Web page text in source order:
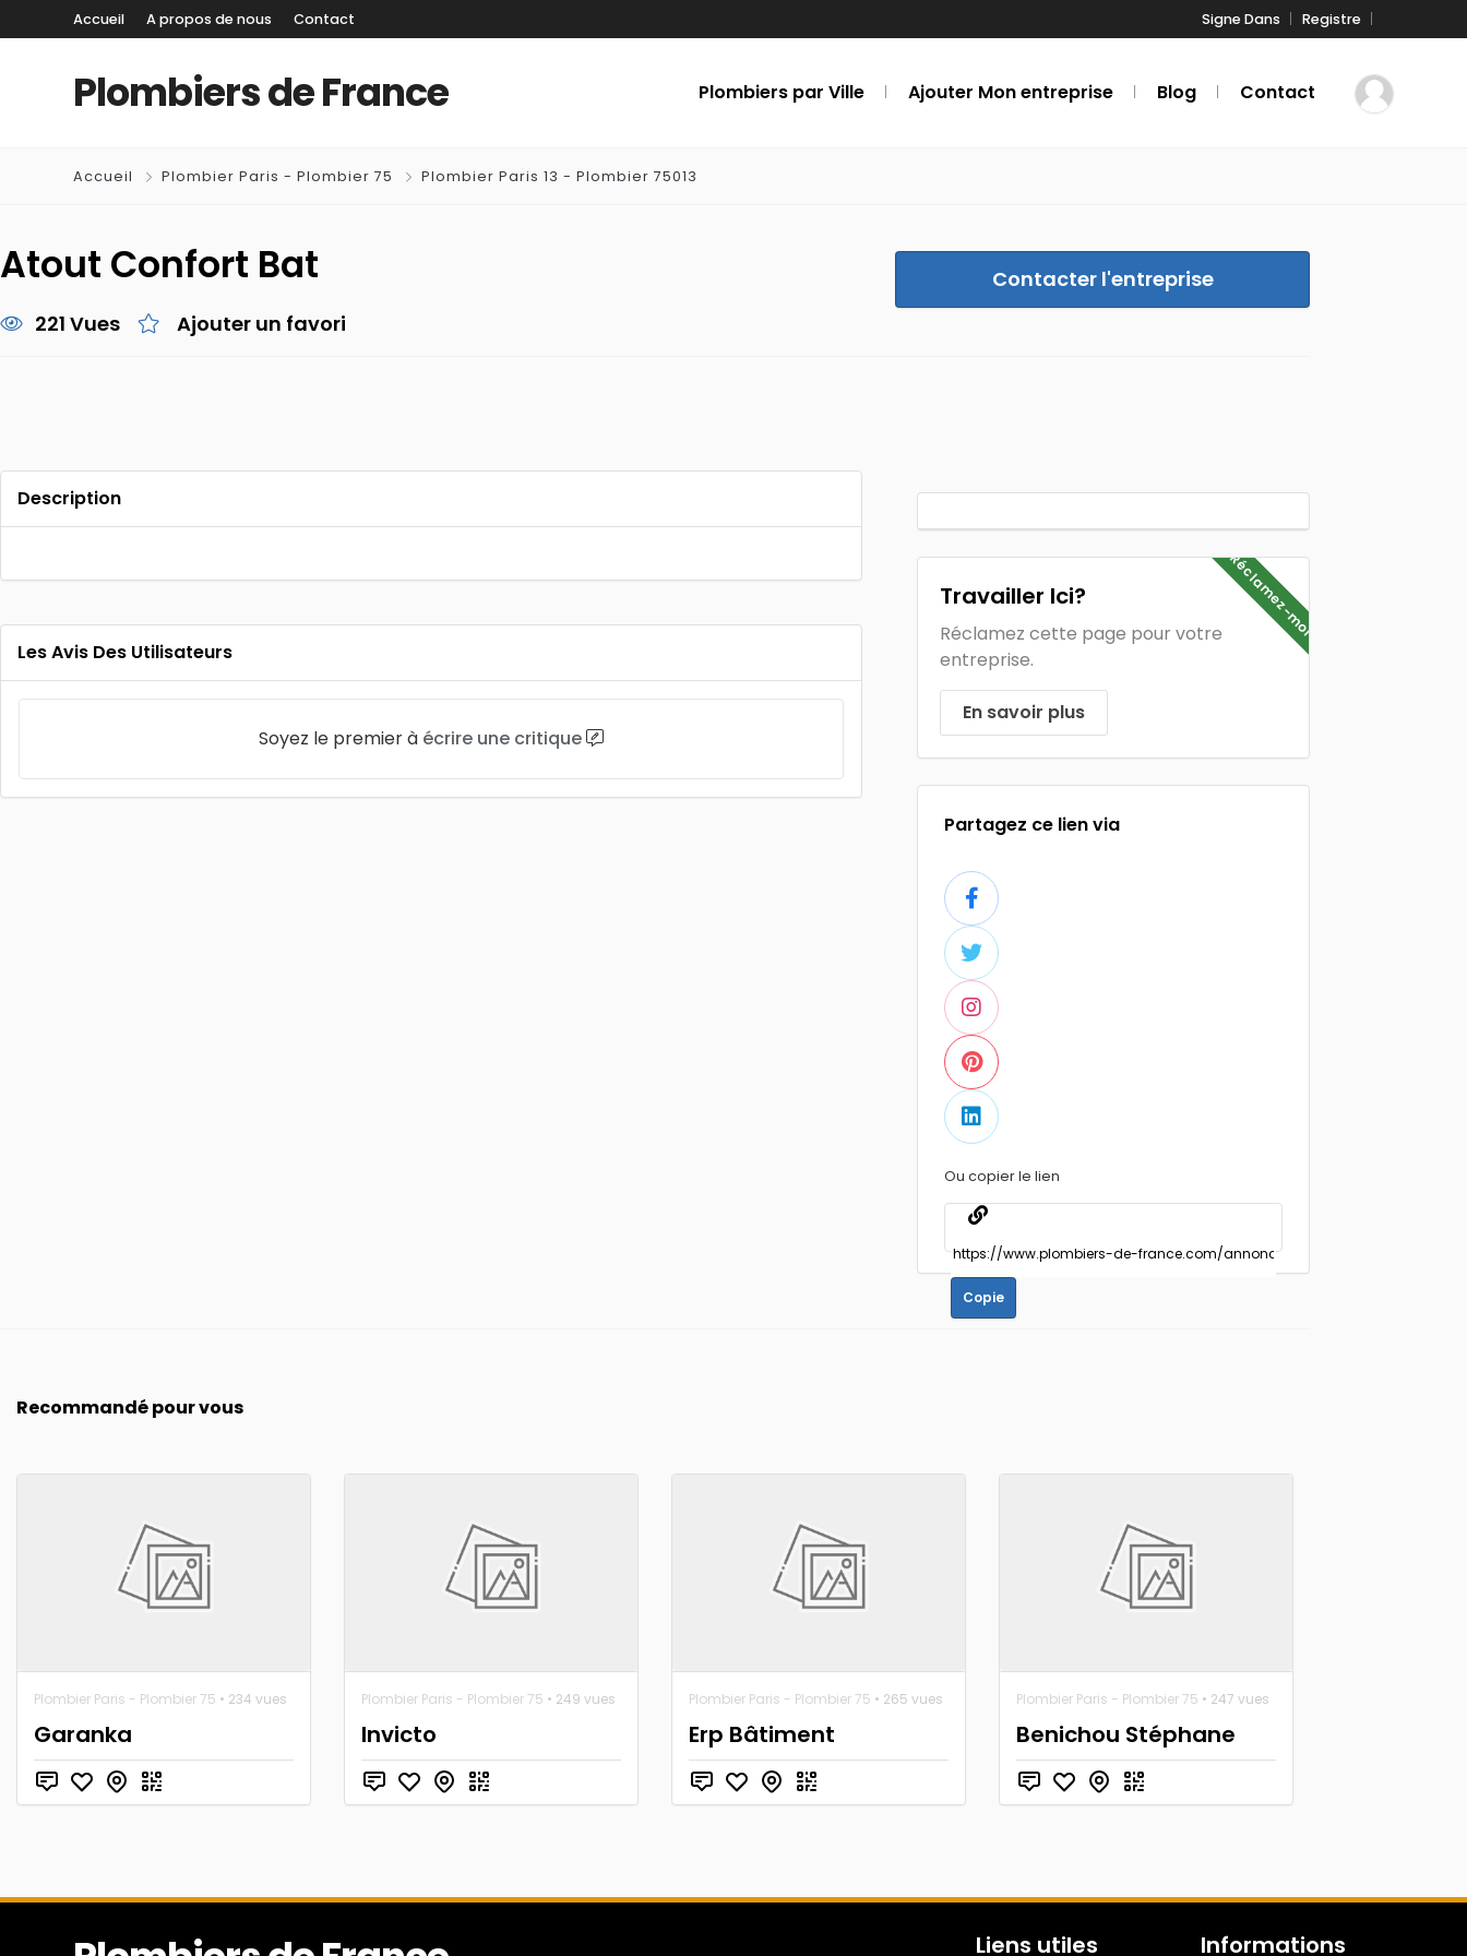
Accueil A propos de nous Contact Signe Dans Registre
Plombiers de France Plombiers par Ville Ajouter Mon entreprise Blog Contact
Accueil Plombier Paris - Plombier 75 Plombier Paris 13 - Plombier 75013
Atout Confort Bat
221 Vues Ajouter un favori
Contacter l'entreprise
Description
Les Avis Des Utilisateurs
Soyez le premier à écrire une critique
Réclamez-moi
Travailler Ici?
Réclamez cette page pour votre
entreprise.
En savoir plus
Partagez ce lien via
Ou copier le lien
Copie
Recommandé pour vous
Plombier Paris - Plombier 75 • 234 vues
Garanka
Plombier Paris - Plombier 75 • 249 vues
Invicto
Plombier Paris - Plombier 75 • 265 vues
Erp Bâtiment
Plombier Paris - Plombier 75 • 247 vues
Benichou Stéphane
Liens utiles Informations